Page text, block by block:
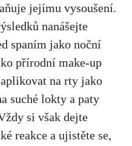
jejímu vysoušení.
‍nanášejte
spaním jako noční
přírodní make-up
na rty jako
suché lokty a paty
si však dejte
reakce a ujistěte se,